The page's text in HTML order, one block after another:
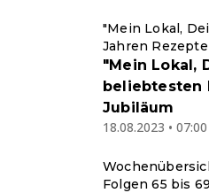
"Mein Lokal,
Jahren
"Mein Lokal,
beliebtesten
Jubiläum
18.08.2023 •
Folgen 65 bis 69